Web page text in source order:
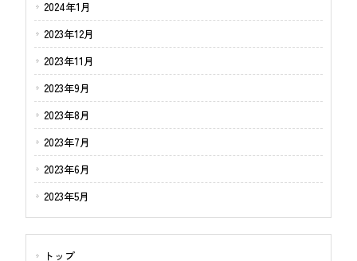
2024年1月
2023年12月
2023年11月
2023年9月
2023年8月
2023年7月
2023年6月
2023年5月
トップ